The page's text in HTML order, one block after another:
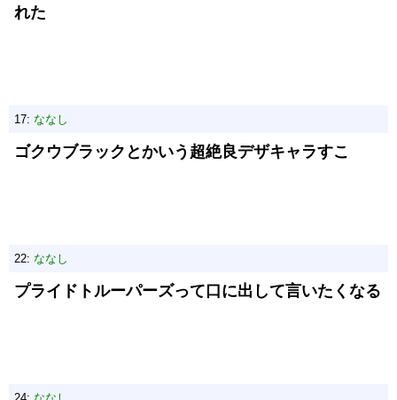
れた
17: ななし
ゴクウブラックとかいう超絶良デザキャラすこ
22: ななし
プライドトルーパーズって口に出して言いたくなる